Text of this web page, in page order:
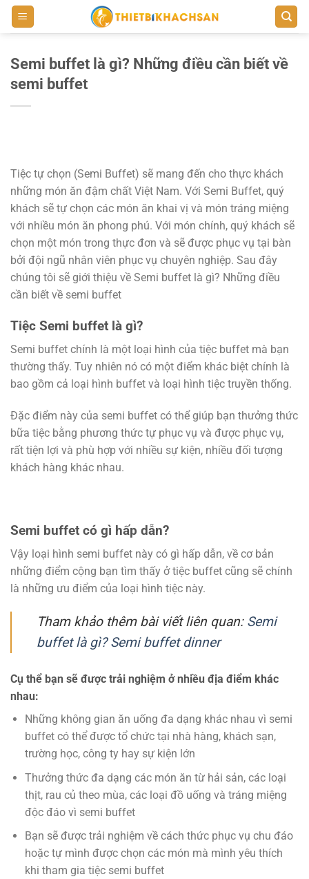
Bỏ
qua
dungSemi buffet là gì? Những điều cần biết về
semi buffet
Tiệc tự chọn (Semi Buffet) sẽ mang đến cho thực khách
những món ăn đậm chất Việt Nam. Với Semi Buffet, quý
khách sẽ tự chọn các món ăn khai vị và món tráng miệng
với nhiều món ăn phong phú. Với món chính, quý khách sẽ
chọn một món trong thực đơn và sẽ được phục vụ tại bàn
bởi đội ngũ nhân viên phục vụ chuyên nghiệp. Sau đây
chúng tôi sẽ giới thiệu về Semi buffet là gì? Những điều
cần biết về semi buffet
Tiệc Semi buffet là gì?
Semi buffet chính là một loại hình của tiệc buffet mà bạn
thường thấy. Tuy nhiên nó có một điểm khác biệt chính là
bao gồm cả loại hình buffet và loại hình tiệc truyền thống.
Đặc điểm này của semi buffet có thể giúp bạn thưởng thức
bữa tiệc bằng phương thức tự phục vụ và được phục vụ,
rất tiện lợi và phù hợp với nhiều sự kiện, nhiều đối tượng
khách hàng khác nhau.
Semi buffet có gì hấp dẫn?
Vậy loại hình semi buffet này có gì hấp dẫn, về cơ bản
những điểm cộng bạn tìm thấy ở tiệc buffet cũng sẽ chính
là những ưu điểm của loại hình tiệc này.
Tham khảo thêm bài viết liên quan: Semi
buffet là gì? Semi buffet dinner
Cụ thể bạn sẽ được trải nghiệm ở nhiều địa điểm khác
nhau:
Những không gian ăn uống đa dạng khác nhau vì semi
buffet có thể được tổ chức tại nhà hàng, khách sạn,
trường học, công ty hay sự kiện lớn
Thưởng thức đa dạng các món ăn từ hải sản, các loại
thịt, rau củ theo mùa, các loại đồ uống và tráng miệng
độc đáo vì semi buffet
Bạn sẽ được trải nghiệm về cách thức phục vụ chu đáo
hoặc tự mình được chọn các món mà mình yêu thích
khi tham gia tiệc semi buffet